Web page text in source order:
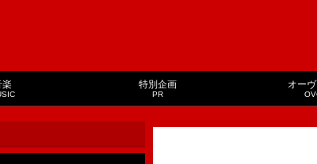
楽 特別企画
PR
オーヴ